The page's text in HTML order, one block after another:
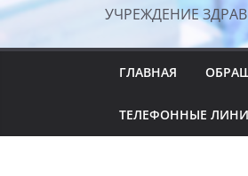
УЧРЕЖДЕНИЕ
ГЛАВНАЯ
ТЕЛЕФОННЫЕ